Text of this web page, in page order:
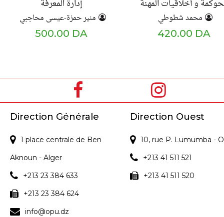
إدارة المعرفة
منير حمزة-عيسى محاجبي
500.00 DA
و أخلاقيات المهنة
محمد شطوطي
420.00 DA
Direction Générale
1 place centrale de Ben
Aknoun - Alger
+213 23 384 633
+213 23 384 624
info@opu.dz
Direction Ouest
10, rue P. Lumumba -
+213 41 511 521
+213 41 511 520